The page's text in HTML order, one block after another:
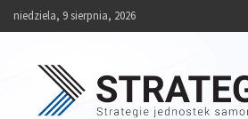
Skipniedziela, 9 sierpnia, 2026